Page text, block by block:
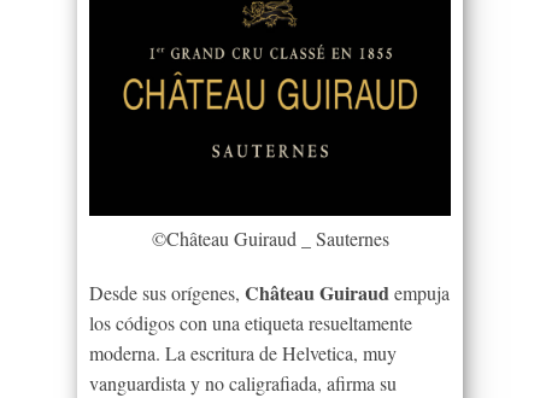
©Château Guiraud _ Sauternes
Desde sus orígenes, Château Guiraudempuja
los códigos con una etiqueta resueltamente
moderna. La escritura de Helvetica, muy
vanguardista y no caligrafiada, afirma su